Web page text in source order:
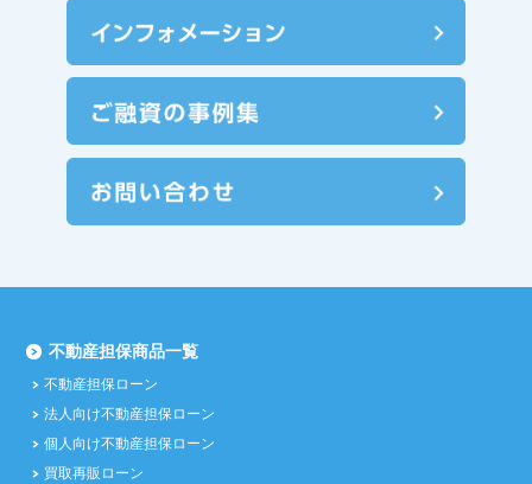
不動産担保商品一覧
不動産担保ローン
法人向け不動産担保ローン
個人向け不動産担保ローン
買取再販ローン